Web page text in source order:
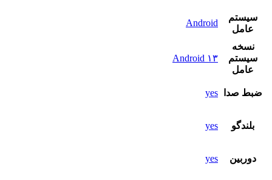
سيستم
عامل
Android
نسخه
سيستم
عامل
Android ۱۳
ضبط صدا yes
بلندگو yes
دوربين yes